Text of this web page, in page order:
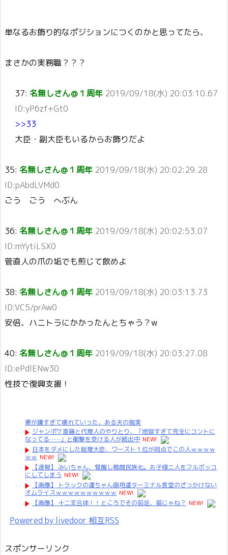
単なるお飾り的なポジションにつくのかと思ってたら、
まさかの実務職？？？
37: 名無しさん＠１周年 2019/09/18(水) 20:03:10.67
ID:yP6zf+Gt0
>>33
大臣・副大臣もいるからお飾りだよ
35: 名無しさん＠１周年 2019/09/18(水) 20:02:29.28
ID:pAbdLVMd0
ごう ごう へぶん
36: 名無しさん＠１周年 2019/09/18(水) 20:02:53.07
ID:mYytiLSX0
菅直人の爪の垢でも煎じて飲めよ
38: 名無しさん＠１周年 2019/09/18(水) 20:03:13.73
ID:VC5/prAw0
安倍、ハニトラにかかったんとちゃう？w
40: 名無しさん＠１周年 2019/09/18(水) 20:03:27.08
ID:ePdlENw30
性技で復興支援！
妻が嫌すぎて壊れていった、ある夫の現実
ジャンポケ斎藤と代理人のやりとり、「地獄すぎて完全にコントに
なってる……」と衝撃を受ける人が続出中 NEW!
日本をダメにした総理大臣、ワースト１位が同点でこの人ｗｗｗｗ
ｗｗ NEW!
【速報】 みいちゃん、覚醒し戦闘民族化。お子様二人をフルボッコ
にしてしまう NEW!
【画像】 トラックの運ちゃん御用達ターミナル食堂のざっかけない
オムライスｗｗｗｗｗｗｗｗｗｗ NEW!
【画像】 十二支合体！！ところでその前足、猫じゃね？ NEW!
Powered by livedoor 相互RSS
スポンサーリンク